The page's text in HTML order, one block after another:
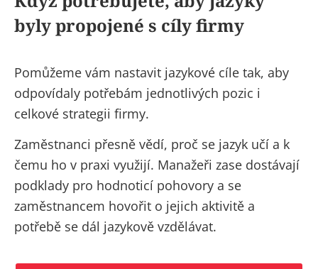
byly propojené s cíly firmy
Pomůžeme vám nastavit jazykové cíle tak, aby
odpovídaly potřebám jednotlivých pozic i
celkové strategii firmy.
Zaměstnanci přesně vědí, proč se jazyk učí a k
čemu ho v praxi využijí. Manažeři zase dostávají
podklady pro hodnoticí pohovory a se
zaměstnancem hovořit o jejich aktivitě a
potřebě se dál jazykově vzdělávat.